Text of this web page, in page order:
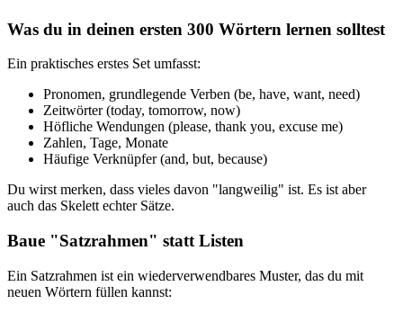
Was du in deinen ersten 300 Wörtern lernen solltest
Ein praktisches erstes Set umfasst:
Pronomen, grundlegende Verben (be, have, want, need)
Zeitwörter (today, tomorrow, now)
Höfliche Wendungen (please, thank you, excuse me)
Zahlen, Tage, Monate
Häufige Verknüpfer (and, but, because)
Du wirst merken, dass vieles davon "langweilig" ist. Es ist aber
auch das Skelett echter Sätze.
Baue "Satzrahmen" statt Listen
Ein Satzrahmen ist ein wiederverwendbares Muster, das du mit
neuen Wörtern füllen kannst: